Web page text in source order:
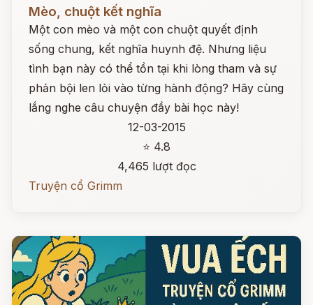
Mèo, chuột kết nghĩa
Một con mèo và một con chuột quyết định
sống chung, kết nghĩa huynh đệ. Nhưng liệu
tình bạn này có thể tồn tại khi lòng tham và sự
phản bội len lỏi vào từng hành động? Hãy cùng
lắng nghe câu chuyện đầy bài học này!
12-03-2015
⭐ 4.8
4,465 lượt đọc
Truyện cổ Grimm